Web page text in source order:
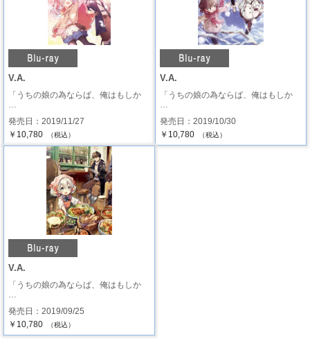
V.A.
「うちの娘の為ならば、俺はもしか
…
発売日：2019/11/27
￥10,780
（税込）
V.A.
「うちの娘の為ならば、俺はもしか
…
発売日：2019/10/30
￥10,780
（税込）
V.A.
「うちの娘の為ならば、俺はもしか
…
発売日：2019/09/25
￥10,780
（税込）